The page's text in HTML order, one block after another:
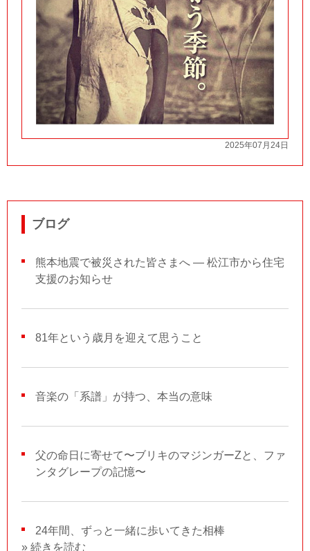
2025年07月24日
ブログ
熊本地震で被災された皆さまへ ― 松江市から住宅
支援のお知らせ
81年という歳月を迎えて思うこと
音楽の「系譜」が持つ、本当の意味
父の命日に寄せて〜ブリキのマジンガーZと、ファ
ンタグレープの記憶〜
24年間、ずっと一緒に歩いてきた相棒
» 続きを読む